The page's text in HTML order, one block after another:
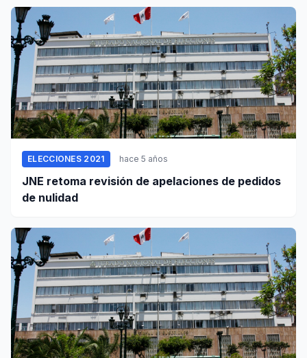
ELECCIONES 2021 hace 5 años
JNE retoma revisión de apelaciones de pedidos
de nulidad